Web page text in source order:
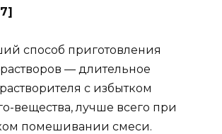
способ приготовления
— длительное
с избытком
вещества, лучше всего при
помешивании смеси.